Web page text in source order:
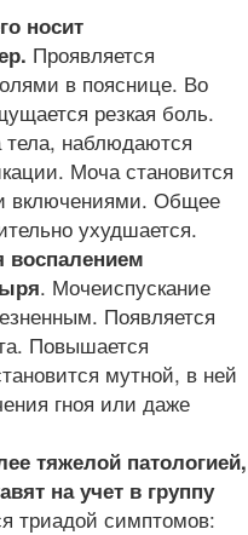
носит
Проявляется
в пояснице. Во
резкая боль.
наблюдаются
Моча становится
включениями. Общее
ухудшается.
воспалением
. Мочеиспускание
Появляется
Повышается
мутной, в ней
гноя или даже
тяжелой патологией,
на учет в группу
триадой симптомов: